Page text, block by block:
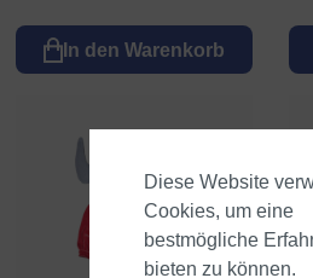
In den Warenkorb
Diese Website
Cookies, um eine
bestmögliche
bieten zu können.